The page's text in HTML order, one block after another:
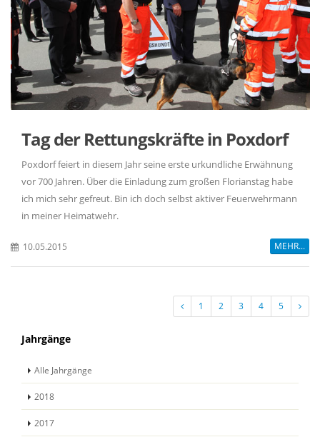
Tag der Rettungskräfte in Poxdorf
Poxdorf feiert in diesem Jahr seine erste urkundliche Erwähnung
vor 700 Jahren. Über die Einladung zum großen Florianstag habe
ich mich sehr gefreut. Bin ich doch selbst aktiver Feuerwehrmann
in meiner Heimatwehr.
10.05.2015 MEHR...
1 2 3 4 5
Jahrgänge
Alle Jahrgänge
2018
2017